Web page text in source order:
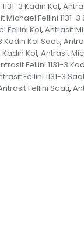
3 Kadın Kol,
Michael Fellini 1131-3
Fellini Kol, Antrasit
Kadın Kol Saati,
Kol, Antrasit
Fellini 1131-3
Fellini 1131-3
Fellini Saati,